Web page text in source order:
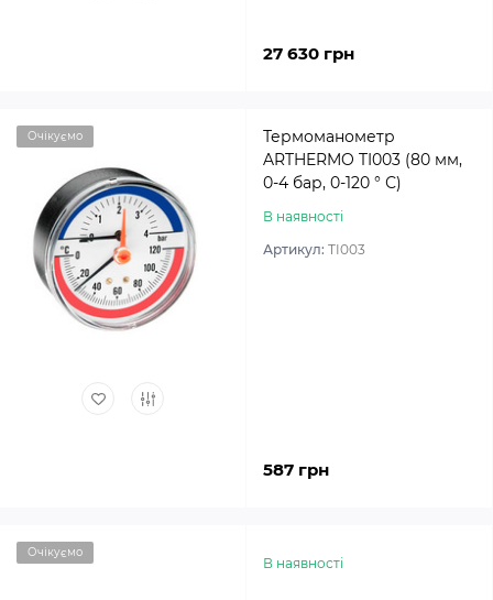
27 630 грн
Очікуємо
Термоманометр
ARTHERMO TI003 (80 мм,
0-4 бар, 0-120 ° С)
В наявності
Артикул: TI003
587 грн
Очікуємо
В наявності